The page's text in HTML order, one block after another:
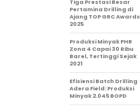
Tiga Prestasi Besar
Pertamina Drilling di
Ajang TOP GRC Awards
2025
Produksi Minyak PHR
Zona 4 Capai 30 Ribu
Barel, Tertinggi Sejak
2021
Efisiensi Batch Drilling
Adera Field: Produksi
Minyak 2.045 BOPD